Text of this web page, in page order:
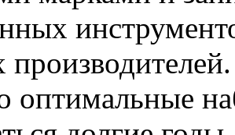
оптимальные